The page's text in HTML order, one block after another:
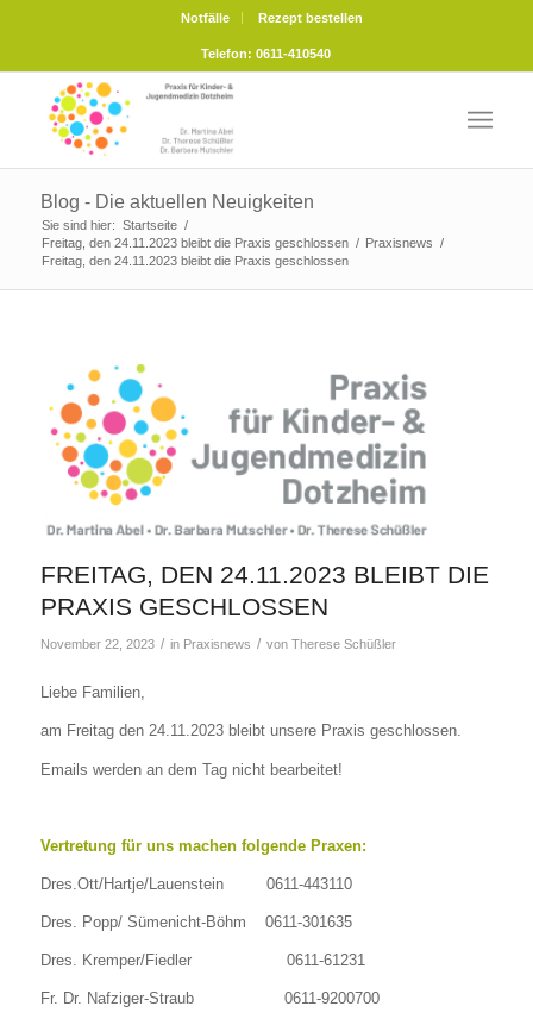
Notfälle Rezept bestellen
Telefon: 0611-410540
Blog - Die aktuellen Neuigkeiten
Sie sind hier: Startseite /
Freitag, den 24.11.2023 bleibt die Praxis geschlossen / Praxisnews /
Freitag, den 24.11.2023 bleibt die Praxis geschlossen
FREITAG, DEN 24.11.2023 BLEIBT DIE
PRAXIS GESCHLOSSEN
November 22, 2023 / in Praxisnews / von Therese Schüßler
Liebe Familien,
am Freitag den 24.11.2023 bleibt unsere Praxis geschlossen.
Emails werden an dem Tag nicht bearbeitet!
Vertretung für uns machen folgende Praxen:
Dres.Ott/Hartje/Lauenstein 0611-443110
Dres. Popp/ Sümenicht-Böhm 0611-301635
Dres. Kremper/Fiedler 0611-61231
Fr. Dr. Nafziger-Straub 0611-9200700